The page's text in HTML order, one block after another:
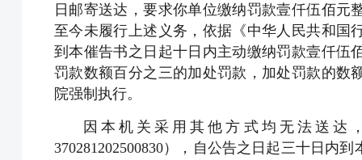
日邮寄送达，要求你单位缴纳罚款壹仟伍佰
至今未履行上述义务，依据《中华人民共和国
到本催告书之日起十日内主动缴纳罚款壹仟伍
罚款数额百分之三的加处罚款，加处罚款的数
院强制执行。
因本机关采用其他方式均无法送达
370281202500830），自公告之日起三十日内